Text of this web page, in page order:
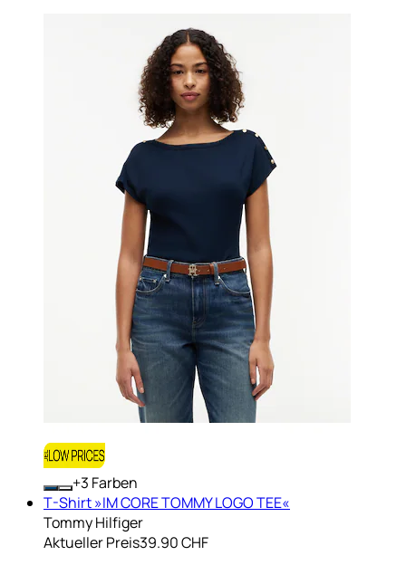
+ Farben
T-Shirt »IM CORE TOMMY LOGO TEE«
Tommy Hilfiger
Aktueller Preis39.90 CHF